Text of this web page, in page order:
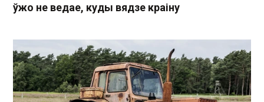
ўжо не ведае, куды вядзе краіну